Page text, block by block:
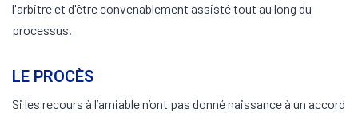
l'arbitre et d'être convenablement assisté tout au long du
processus.
LE PROCÈS
Si les recours à l’amiable n’ont pas donné naissance à un accord